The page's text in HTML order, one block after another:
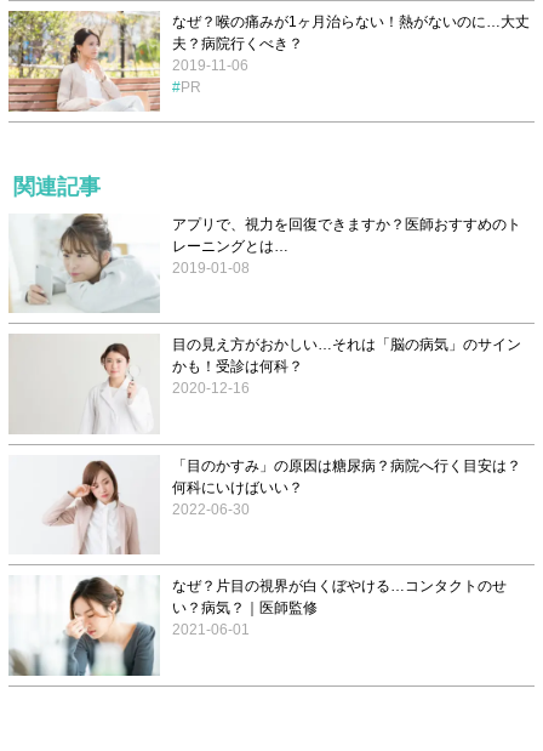
なぜ？喉の痛みが1ヶ月治らない！熱がないのに…大丈
夫？病院行くべき？
2019-11-06
PR
関連記事
アプリで、視力を回復できますか？医師おすすめのト
レーニングとは…
2019-01-08
目の見え方がおかしい…それは「脳の病気」のサイン
かも！受診は何科？
2020-12-16
「目のかすみ」の原因は糖尿病？病院へ行く目安は？
何科にいけばいい？
2022-06-30
なぜ？片目の視界が白くぼやける…コンタクトのせ
い？病気？｜医師監修
2021-06-01